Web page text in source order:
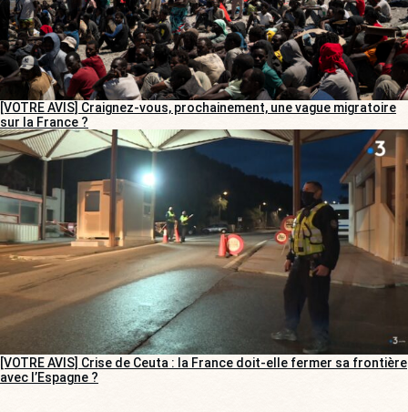
[VOTRE AVIS] Craignez-vous, prochainement, une vague migratoire
sur la France ?
[VOTRE AVIS] Crise de Ceuta : la France doit-elle fermer sa frontière
avec l’Espagne ?